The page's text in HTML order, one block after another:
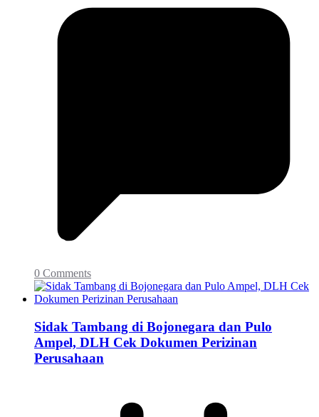
0 Comments
Sidak Tambang di Bojonegara dan Pulo
Ampel, DLH Cek Dokumen Perizinan
Perusahaan